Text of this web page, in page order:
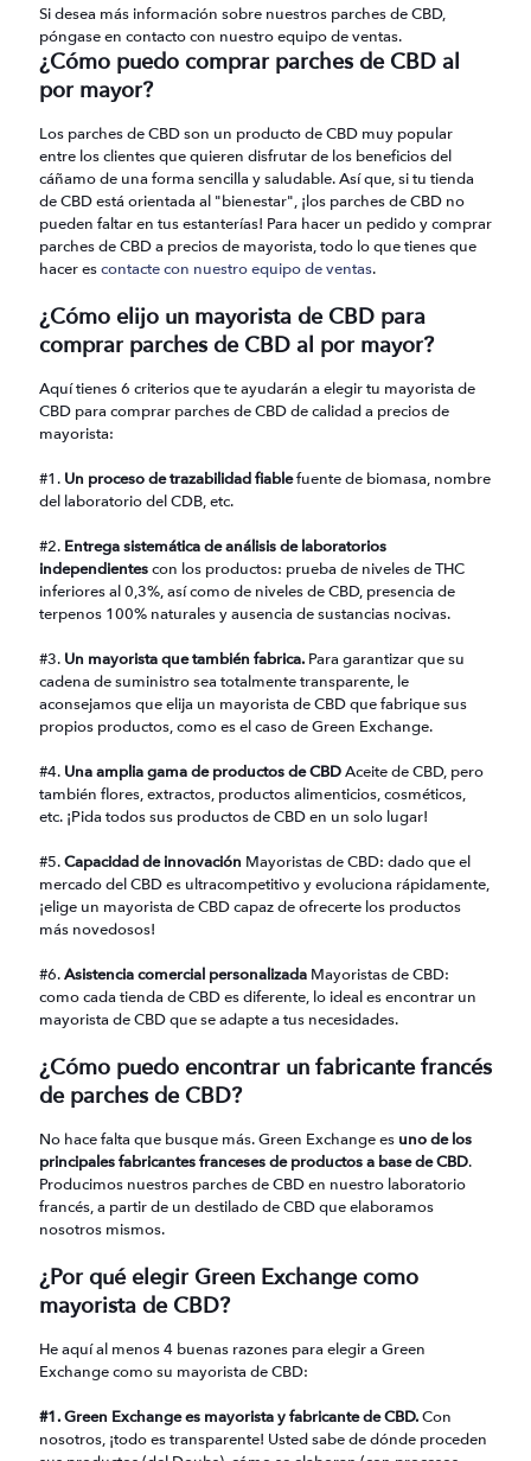
Si desea más información sobre nuestros parches de CBD,
póngase en contacto con nuestro equipo de ventas.
¿Cómo puedo comprar parches de CBD al
por mayor?
Los parches de CBD son un producto de CBD muy popular
entre los clientes que quieren disfrutar de los beneficios del
cáñamo de una forma sencilla y saludable. Así que, si tu tienda
de CBD está orientada al "bienestar", ¡los parches de CBD no
pueden faltar en tus estanterías! Para hacer un pedido y comprar
parches de CBD a precios de mayorista, todo lo que tienes que
hacer escontacte con nuestro equipo de ventas.
¿Cómo elijo un mayorista de CBD para
comprar parches de CBD al por mayor?
Aquí tienes 6 criterios que te ayudarán a elegir tu mayorista de
CBD para comprar parches de CBD de calidad a precios de
mayorista:
#1. Un proceso de trazabilidad fiablefuente de biomasa, nombre
del laboratorio del CDB, etc.
#2. Entrega sistemática de análisis de laboratorios
independientescon los productos: prueba de niveles de THC
inferiores al 0,3%, así como de niveles de CBD, presencia de
terpenos 100% naturales y ausencia de sustancias nocivas.
#3. Un mayorista que también fabrica. Para garantizar que su
cadena de suministro sea totalmente transparente, le
aconsejamos que elija un mayorista de CBD que fabrique sus
propios productos, como es el caso de Green Exchange.
#4. Una amplia gama de productos de CBDAceite de CBD, pero
también flores, extractos, productos alimenticios, cosméticos,
etc. ¡Pida todos sus productos de CBD en un solo lugar!
#5.Capacidad de innovación Mayoristas de CBD: dado que el
mercado del CBD es ultracompetitivo y evoluciona rápidamente,
¡elige un mayorista de CBD capaz de ofrecerte los productos
más novedosos!
#6.Asistencia comercial personalizada Mayoristas de CBD:
como cada tienda de CBD es diferente, lo ideal es encontrar un
mayorista de CBD que se adapte a tus necesidades.
¿Cómo puedo encontrar un fabricante francés
de parches de CBD?
No hace falta que busque más. Green Exchange es uno de los
principales fabricantes franceses de productos a base de CBD.
Producimos nuestros parches de CBD en nuestro laboratorio
francés, a partir de un destilado de CBD que elaboramos
nosotros mismos.
¿Por qué elegir Green Exchange como
mayorista de CBD?
He aquí al menos 4 buenas razones para elegir a Green
Exchange como su mayorista de CBD:
#1. Green Exchange es mayorista y fabricante de CBD.Con
nosotros, ¡todo es transparente! Usted sabe de dónde proceden